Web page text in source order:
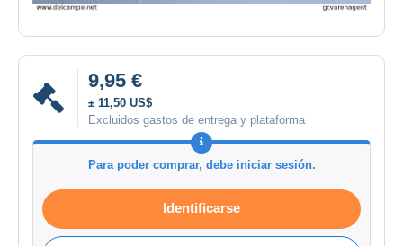
9,95 €
± 11,50 US$
Excluidos gastos de entrega y plataforma
Para poder comprar, debe iniciar sesión.
Identificarse